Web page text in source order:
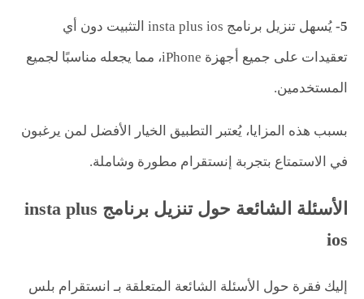
5-
يُسهل تنزيل برنامج insta plus ios التثبيت دون أي
تعقيدات على جميع أجهزة iPhone، مما يجعله مناسبًا لجميع
المستخدمين.
بسبب هذه المزايا، يُعتبر التطبيق الخيار الأفضل لمن يرغبون
في الاستمتاع بتجربة إنستقرام مطورة وشاملة.
الأسئلة الشائعة حول تنزيل برنامج insta plus
ios
إليك فقرة حول الأسئلة الشائعة المتعلقة بـ انستقرام بلس